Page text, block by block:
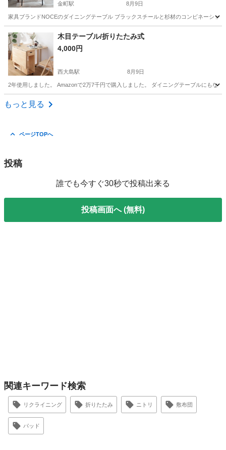
金町駅 8月9日
家具ブランドNOCEのダイニングテーブル ブラックスチールと杉材のコンビネーショ
東京 金町駅 テーブル
木目テーブル/折りたたみ式
4,000円
西大島駅 8月9日
2年使用しました。 Amazonで2万7千円で購入しました。 ダイニングテーブルにもな
東京 江東区
もっと見る
ページTOPへ
投稿
誰でも今すぐ30秒で投稿出来る
投稿画面へ (無料)
関連キーワード検索
リクライニング 折りたたみ ニトリ 敷布団
パッド